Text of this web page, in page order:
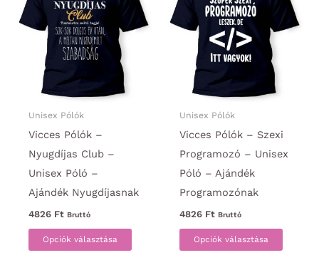
A
termékoldalon
választhatók
A
Unisex Pólók
Vicces Pólók –
Nyugdíjas Club –
Unisex Póló –
Ajándék Nyugdíjasnak
4826 Ft Bruttó
Opciók választása
Ennek
a
Unisex Pólók
Vicces Pólók – Szexi
Programozó – Unisex
Póló – Ajándék
Programozónak
4826 Ft Bruttó
Opciók választása
Ennek
a